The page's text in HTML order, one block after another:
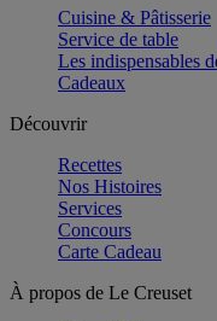
Cuisine & Pâtisserie
Service de table
Les indispensables
Cadeaux
Découvrir
Recettes
Nos Histoires
Services
Concours
Carte Cadeau
À propos de Le Creuset